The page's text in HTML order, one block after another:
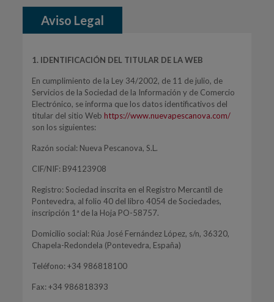
Aviso Legal
1. IDENTIFICACIÓN DEL TITULAR DE LA WEB
En cumplimiento de la Ley 34/2002, de 11 de julio, de
Servicios de la Sociedad de la Información y de Comercio
Electrónico, se informa que los datos identificativos del
titular del sitio Web https://www.nuevapescanova.com/
son los siguientes:
Razón social: Nueva Pescanova, S.L.
CIF/NIF: B94123908
Registro: Sociedad inscrita en el Registro Mercantil de
Pontevedra, al folio 40 del libro 4054 de Sociedades,
inscripción 1ª de la Hoja PO-58757.
Domicilio social: Rúa José Fernández López, s/n, 36320,
Chapela-Redondela (Pontevedra, España)
Teléfono: +34 986818100
Fax: +34 986818393